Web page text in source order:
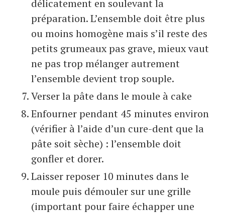
délicatement en soulevant la
préparation. L’ensemble doit être plus
ou moins homogène mais s’il reste des
petits grumeaux pas grave, mieux vaut
ne pas trop mélanger autrement
l’ensemble devient trop souple.
Verser la pâte dans le moule à cake
Enfourner pendant 45 minutes environ
(vérifier à l’aide d’un cure-dent que la
pâte soit sèche) : l’ensemble doit
gonfler et dorer.
Laisser reposer 10 minutes dans le
moule puis démouler sur une grille
(important pour faire échapper une